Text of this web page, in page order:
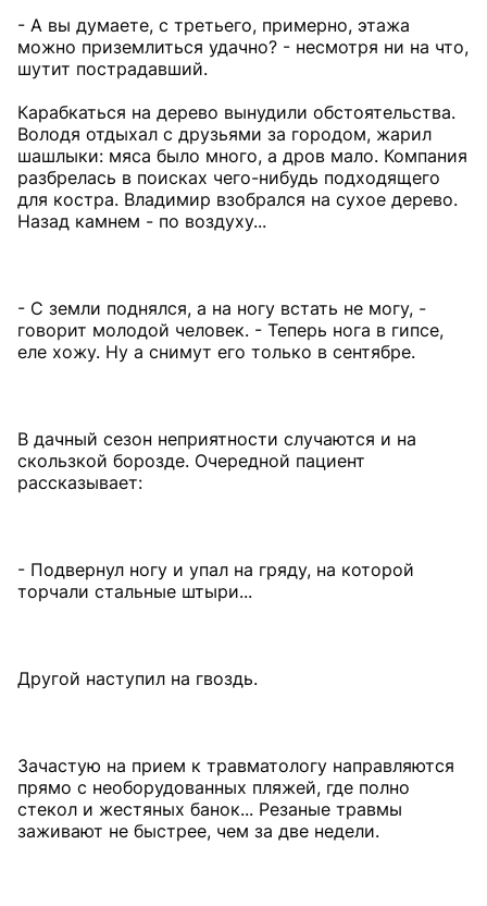
- А вы думаете, с третьего, примерно, этажа
можно приземлиться удачно? - несмотря ни на что,
шутит пострадавший.
Карабкаться на дерево вынудили обстоятельства.
Володя отдыхал с друзьями за городом, жарил
шашлыки: мяса было много, а дров мало. Компания
разбрелась в поисках чего-нибудь подходящего
для костра. Владимир взобрался на сухое дерево.
Назад камнем - по воздуху...
- С земли поднялся, а на ногу встать не могу, -
говорит молодой человек. - Теперь нога в гипсе,
еле хожу. Ну а снимут его только в сентябре.
В дачный сезон неприятности случаются и на
скользкой борозде. Очередной пациент
рассказывает:
- Подвернул ногу и упал на гряду, на которой
торчали стальные штыри...
Другой наступил на гвоздь.
Зачастую на прием к травматологу направляются
прямо с необорудованных пляжей, где полно
стекол и жестяных банок... Резаные травмы
заживают не быстрее, чем за две недели.